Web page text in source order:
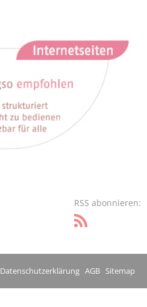
RSS abonnieren:
Datenschutzerklärung AGB Sitemap